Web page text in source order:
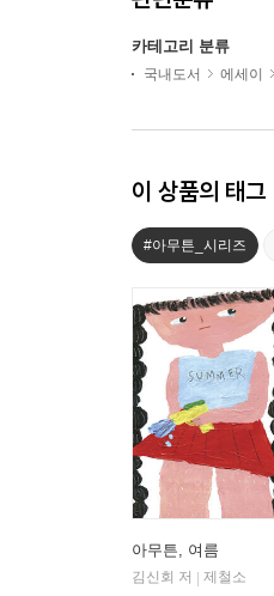
카테고리 분류
국내도서 에세이
이 상품의 태그
#아무튼_시리즈
아무튼, 여름
김신회 저
제철소